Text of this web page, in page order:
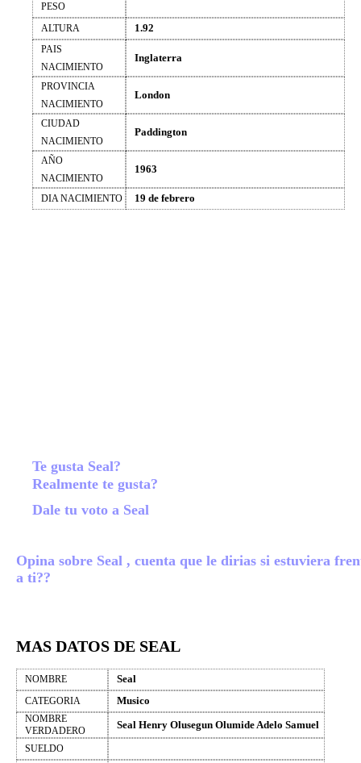
PESO
ALTURA
1.92
PAIS
NACIMIENTO
Inglaterra
PROVINCIA
NACIMIENTO
London
CIUDAD
NACIMIENTO
Paddington
AÑO
NACIMIENTO
1963
DIA NACIMIENTO 19 de febrero
Te gusta Seal?
Realmente te gusta?
Dale tu voto a Seal
Opina sobre Seal , cuenta que le dirias si estuviera
a ti??
MAS DATOS DE SEAL
NOMBRE Seal
CATEGORIA Musico
NOMBRE
VERDADERO
Seal Henry Olusegun Olumide Adelo Samuel
SUELDO